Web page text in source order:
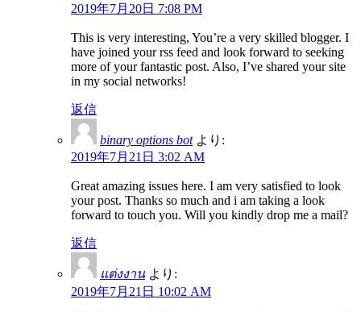
2019年7月20日 7:08 PM
This is very interesting, You’re a very skilled blogger. I
have joined your rss feed and look forward to seeking
more of your fantastic post. Also, I’ve shared your site
in my social networks!
返信
binary options bot より:
2019年7月21日 3:02 AM
Great amazing issues here. I am very satisfied to look
your post. Thanks so much and i am taking a look
forward to touch you. Will you kindly drop me a mail?
返信
แต่งงาน より:
2019年7月21日 10:02 AM